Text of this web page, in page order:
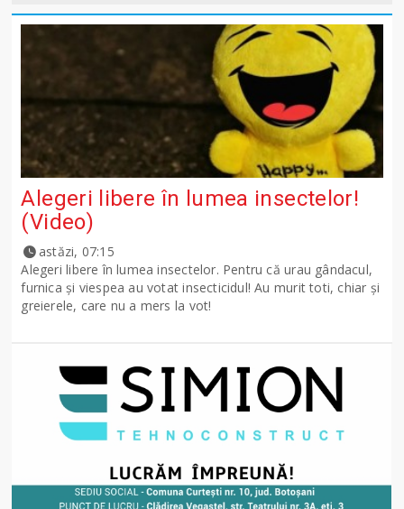
Alegeri libere în lumea insectelor!
(Video)
astăzi, 07:15
Alegeri libere în lumea insectelor. Pentru că urau gândacul,
furnica și viespea au votat insecticidul! Au murit toti, chiar și
greierele, care nu a mers la vot!